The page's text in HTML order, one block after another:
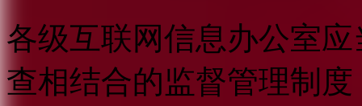
各级互联网信息办公室
查相结合的监督管理制